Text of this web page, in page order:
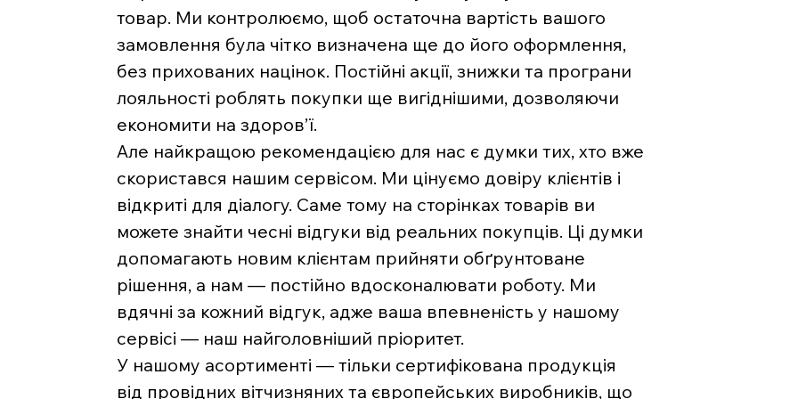
товар. Ми контролюємо, щоб остаточна вартість вашого
замовлення була чітко визначена ще до його оформлення,
без прихованих націнок. Постійні акції, знижки та програни
лояльності роблять покупки ще вигіднішими, дозволяючи
економити на здоров’ї.
Але найкращою рекомендацією для нас є думки тих, хто вже
скористався нашим сервісом. Ми цінуємо довіру клієнтів і
відкриті для діалогу. Саме тому на сторінках товарів ви
можете знайти чесні відгуки від реальних покупців. Ці думки
допомагають новим клієнтам прийняти обґрунтоване
рішення, а нам — постійно вдосконалювати роботу. Ми
вдячні за кожний відгук, адже ваша впевненість у нашому
сервісі — наш найголовніший пріоритет.
У нашому асортименті — тільки сертифікована продукція
від провідних вітчизняних та європейських виробників, що